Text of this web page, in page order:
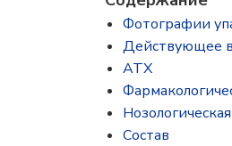
Фотографии
Действующее
ATX
Состав